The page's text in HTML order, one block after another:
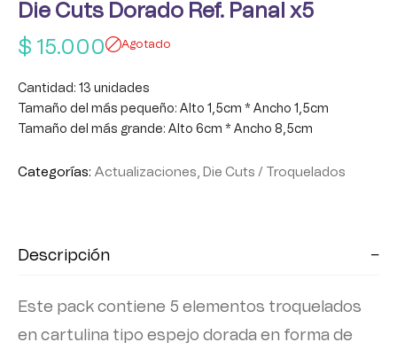
Die Cuts Dorado Ref. Panal x5
$ 15.000 Agotado
Cantidad: 13 unidades
Tamaño del más pequeño: Alto 1,5cm * Ancho 1,5cm
Tamaño del más grande: Alto 6cm * Ancho 8,5cm
Categorías: Actualizaciones, Die Cuts / Troquelados
Descripción
Este pack contiene 5 elementos troquelados
en cartulina tipo espejo dorada en forma de